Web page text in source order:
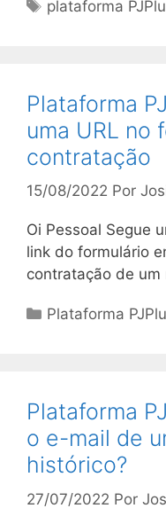
plataforma
Plataforma
uma URL no
contratação
15/08/2022 Por
Oi Pessoal Segue
link do formulário
contratação de
Categorias
Plataforma
Plataforma
o e-mail de
histórico?
27/07/2022 Por